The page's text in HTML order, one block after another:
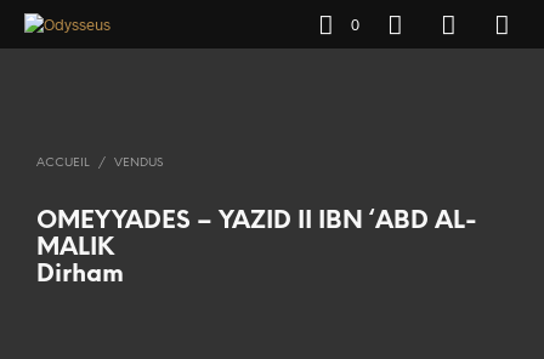
0
ACCUEIL / VENDUS
OMEYYADES – YAZID II IBN ‘ABD AL-
MALIK
Dirham